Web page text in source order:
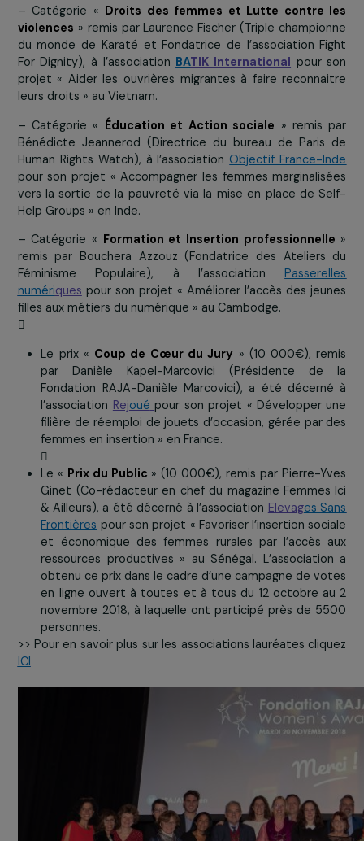
contre les changements climatiques» remis par
Arthus Bertrand (Président de la Fondation
l’associationTerre et Humanismepourson
Restaurer les ressources naturelles et
l’émancipation des femmes via l’agroécologie » au Togo.
– Catégorie « Droits des femmes et Lutte contre
violences
» remis par Laurence Fischer (Triple
du monde de Karaté et Fondatrice de l’association
For Dignity), à l’associationBATIK Internationalpour
projet « Aider les ouvrières migrantes à faire
leurs droits » au Vietnam.
– Catégorie «Éducation et Action sociale» remis
Bénédicte Jeannerod (Directrice du bureau de
Human Rights Watch), à l’associationObjectif France-
pour son projet « Accompagner les femmes
vers la sortie de la pauvreté via la mise en place de
– Catégorie «
Formation et Insertion
remis par Bouchera Azzouz (Fondatrice des
Féminisme Populaire), à l’association
numéri ques pour son projet « Améliorer l’accès des
filles aux métiers du numérique » au Cambodge.
Le prix « Coup de Cœur du Jury» (10 000€),
par Danièle Kapel-Marcovici (Présidente
Fondation RAJA-Danièle Marcovici), a été
l’associationRejoué pour son projet « Développer
filière de réemploi de jouets d’occasion, gérée par
femmes en insertion » en France.

Le « Prix du Public
Ginet (Co-rédacteur en chef du magazine
Frontièrespour son projet « Favoriser l’insertion
et économique des femmes rurales par l’accès
ressources productives » au Sénégal.
obtenu ce prix dans le cadre d’une campagne de
en ligne ouvert à toutes et à tous du 12 octobre
novembre 2018, à laquelle ont participé près de
personnes.
>> Pour en savoir plus sur les associations lauréates